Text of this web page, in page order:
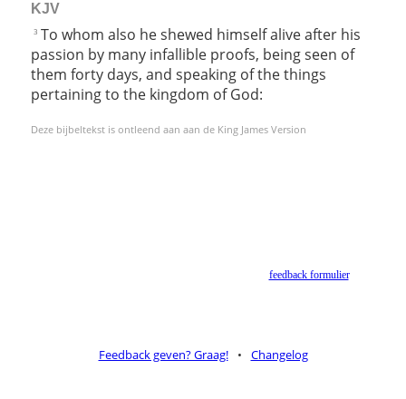
KJV
3 To whom also he shewed himself alive after his
passion by many infallible proofs, being seen of
them forty days, and speaking of the things
pertaining to the kingdom of God:
Deze bijbeltekst is ontleend aan aan de King James Version
feedback formulier.
Feedback geven? Graag! • Changelog